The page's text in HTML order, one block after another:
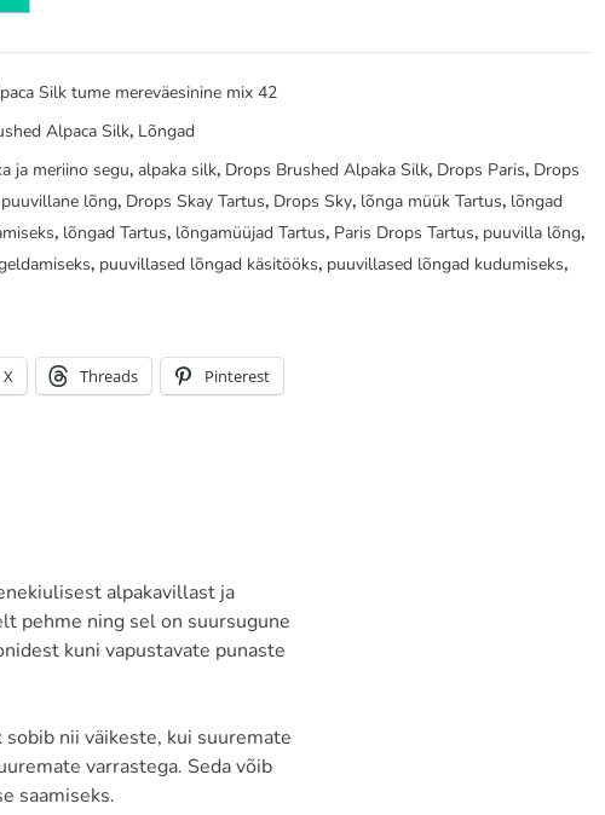
Silk tume mereväesinine mix 42
Alpaca Silk, Lõngad
ja meriino segu,alpaka silk, Drops Brushed Alpaka Silk, Drops Paris, Drops
lõng, Drops Skay Tartus, Drops Sky, lõnga müük Tartus, lõngad
, lõngad Tartus, lõngamüüjad Tartus, Paris Drops Tartus, puuvilla lõng,
, puuvillased lõngad käsitööks, puuvillased lõngad kudumiseks,
X Threads Pinterest
alpakavillast ja
pehme ning sel on suursugune
kuni vapustavate punaste
nii väikeste, kui suuremate
varrastega. Seda võib
saamiseks.